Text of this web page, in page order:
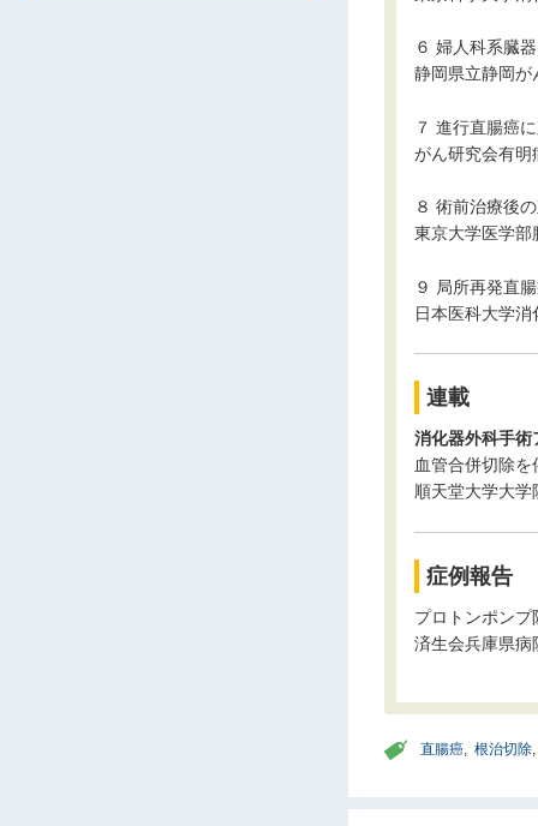
６ 婦人科系臓
静岡県立静岡
７ 進行直腸癌
がん研究会有
８ 術前治療後
東京大学医学
９ 局所再発直
日本医科大学
連載
消化器外科手術
血管合併切除
順天堂大学大
症例報告
プロトンポン
済生会兵庫県
直腸癌 根治切除